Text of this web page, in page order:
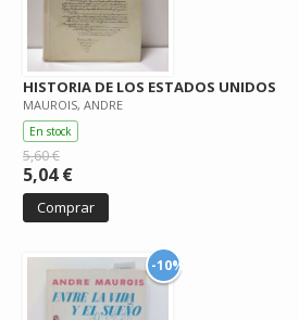
HISTORIA DE LOS ESTADOS UNIDOS
MAUROIS, ANDRE
En stock
5,60 €
5,04 €
Comprar
-10%